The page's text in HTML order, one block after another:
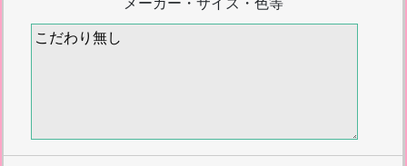
メーカー・サイズ・色等